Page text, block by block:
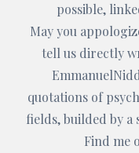
possible,
May you
tell us directly
quotations of
fields, builded by a
Find me